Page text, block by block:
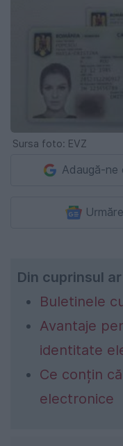
Sursa foto: EVZ
Adaugă-ne
Din cuprinsul
Buletinele
Avantaje
identitate
Ce conțin
electronice